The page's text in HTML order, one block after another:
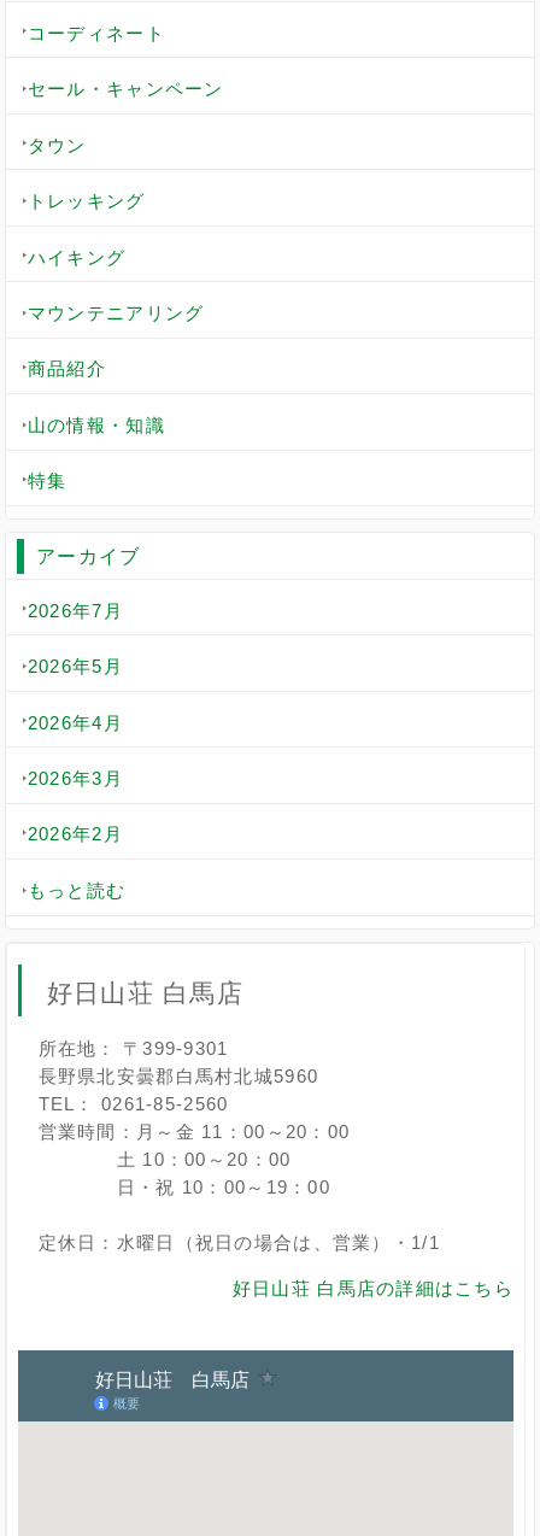
コーディネート
セール・キャンペーン
タウン
トレッキング
ハイキング
マウンテニアリング
商品紹介
山の情報・知識
特集
アーカイブ
2026年7月
2026年5月
2026年4月
2026年3月
2026年2月
もっと読む
好日山荘 白馬店
所在地： 〒399-9301
長野県北安曇郡白馬村北城5960
TEL： 0261-85-2560
営業時間：月～金 11：00～20：00
土 10：00～20：00
日・祝 10：00～19：00
定休日：水曜日（祝日の場合は、営業）・1/1
好日山荘 白馬店の詳細はこちら